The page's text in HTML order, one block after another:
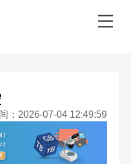
：2026-07-04 12:49:59